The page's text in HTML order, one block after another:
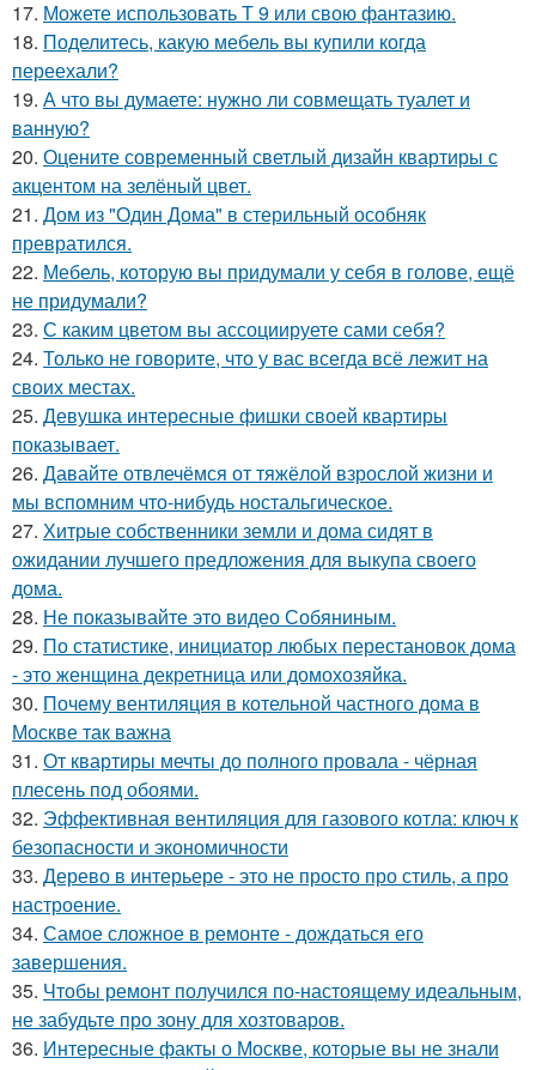
17. Можете использовать Т 9 или свою фантазию.
18. Поделитесь, какую мебель вы купили когда
переехали?
19. А что вы думаете: нужно ли совмещать туалет и
ванную?
20. Оцените современный светлый дизайн квартиры с
акцентом на зелёный цвет.
21. Дом из "Один Дома" в стерильный особняк
превратился.
22. Мебель, которую вы придумали у себя в голове, ещё
не придумали?
23. С каким цветом вы ассоциируете сами себя?
24. Только не говорите, что у вас всегда всё лежит на
своих местах.
25. Девушка интересные фишки своей квартиры
показывает.
26. Давайте отвлечёмся от тяжёлой взрослой жизни и
мы вспомним что-нибудь ностальгическое.
27. Хитрые собственники земли и дома сидят в
ожидании лучшего предложения для выкупа своего
дома.
28. Не показывайте это видео Собяниным.
29. По статистике, инициатор любых перестановок дома
- это женщина декретница или домохозяйка.
30. Почему вентиляция в котельной частного дома в
Москве так важна
31. От квартиры мечты до полного провала - чёрная
плесень под обоями.
32. Эффективная вентиляция для газового котла: ключ к
безопасности и экономичности
33. Дерево в интерьере - это не просто про стиль, а про
настроение.
34. Самое сложное в ремонте - дождаться его
завершения.
35. Чтобы ремонт получился по-настоящему идеальным,
не забудьте про зону для хозтоваров.
36. Интересные факты о Москве, которые вы не знали